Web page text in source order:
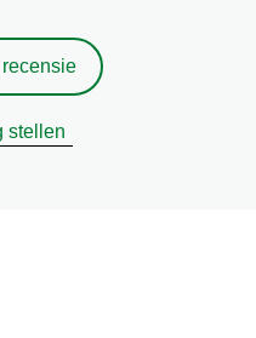
stellen